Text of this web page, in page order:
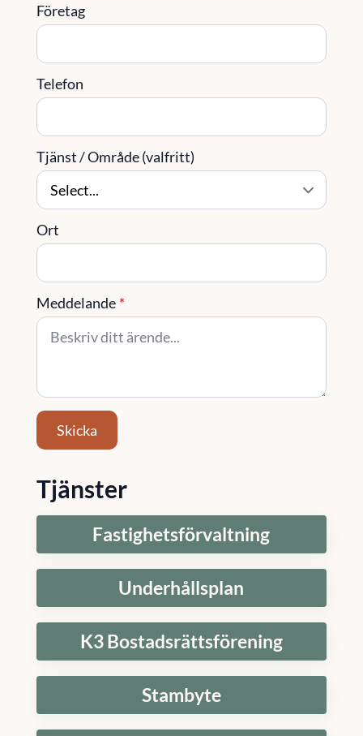
Företag
Telefon
Tjänst / Område (valfritt)
Ort
Meddelande *
Skicka
Tjänster
Fastighetsförvaltning
Underhållsplan
K3 Bostadsrättsförening
Stambyte